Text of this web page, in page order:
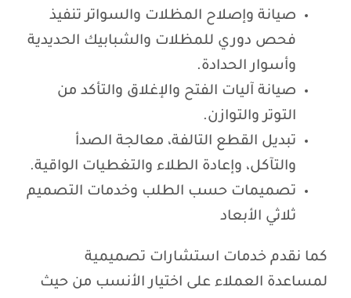
صيانة وإصلاح المظلات والسواتر تنفيذ
فحص دوري للمظلات والشبابيك الحديدية
وأسوار الحدادة.
صيانة آليات الفتح والإغلاق والتأكد من
التوتر والتوازن.
تبديل القطع التالفة، معالجة الصدأ
والتآكل، وإعادة الطلاء والتغطيات الواقية.
تصميمات حسب الطلب وخدمات التصميم
ثلاثي الأبعاد
كما نقدم خدمات استشارات تصميمية
لمساعدة العملاء على اختيار الأنسب من حيث